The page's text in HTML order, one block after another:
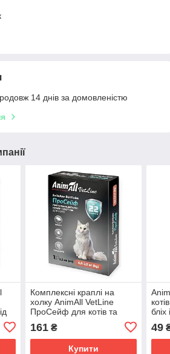
14 днів за домовленістю
Комплексні краплі на
холку AnimAll VetLine
ПроСейф для котів та
бліх, кліщів та гельмінтів),
0,3 мл
161₴
Купити
бліх
для
49